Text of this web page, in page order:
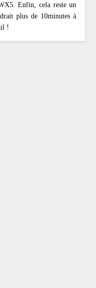
Enfin, cela reste un
plus de 10minutes à
!